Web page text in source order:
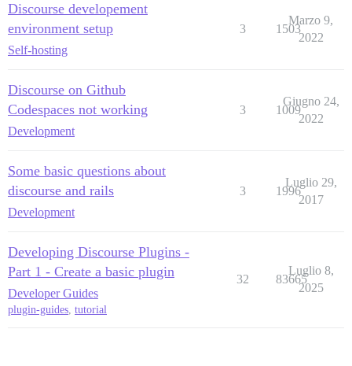
Discourse developement
environment setup
Self-hosting
3 1503
Marzo 9,
2022
Discourse on Github
Codespaces not working
Development
3 1009
Giugno 24,
2022
Some basic questions about
discourse and rails
Development
3 1996
Luglio 29,
2017
Developing Discourse Plugins -
Part 1 - Create a basic plugin
Developer Guides
plugin-guides, tutorial
32 83665
Luglio 8,
2025